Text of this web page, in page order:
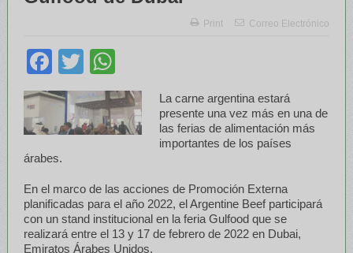
Print Correo Electrónico
Facebook
Twitter
La carne argentina estará
presente una vez más en una de
las ferias de alimentación más
importantes de los países
árabes.
En el marco de las acciones de Promoción Externa
planificadas para el año 2022, el Argentine Beef participará
con un stand institucional en la feria Gulfood que se
realizará entre el 13 y 17 de febrero de 2022 en Dubai,
Emiratos Árabes Unidos.